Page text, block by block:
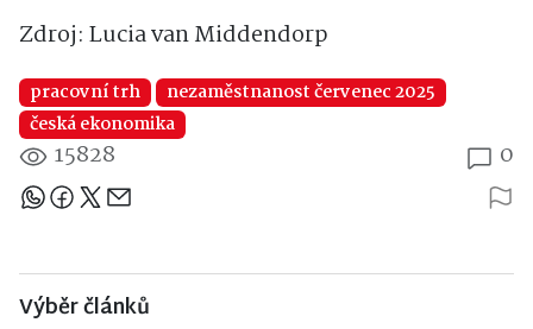
Zdroj: Lucia van Middendorp
pracovní trh
nezaměstnanost červenec 2025
česká ekonomika
15828 0
Sdílejte článek
Výběr článků